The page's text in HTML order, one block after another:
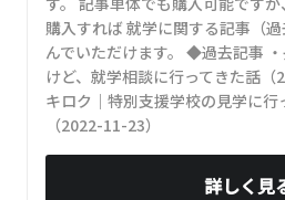
購入すれば 就学に関する記事（
んでいただけます。 ◆過去記事
けど、就学相談に行ってきた話
キロク｜特別支援学校の見学に行
（2022-11-23）
詳しく見